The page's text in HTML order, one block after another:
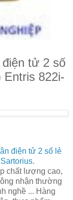
tử 2 số
Entris 822i-
điện tử 2 số lẻ
.
chất lượng cao,
nhận thường
nghề ... Hàng